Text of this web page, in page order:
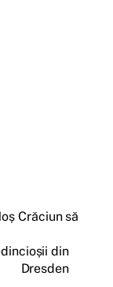
Crăciun să
din
Dresden